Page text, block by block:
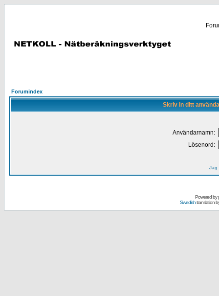
Forumindex
Skriv in ditt
Användarnamn:
Lösenord:
Jag
Powered by
Swedishtranslation